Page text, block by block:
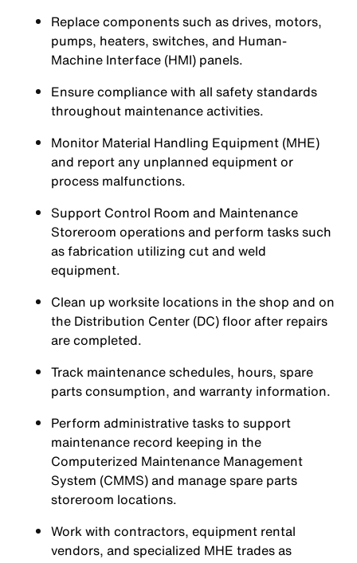
Replace components such as drives, motors,
pumps, heaters, switches, and Human-
Machine Interface (HMI) panels.
Ensure compliance with all safety standards
throughout maintenance activities.
Monitor Material Handling Equipment (MHE)
and report any unplanned equipment or
process malfunctions.
Support Control Room and Maintenance
Storeroom operations and perform tasks such
as fabrication utilizing cut and weld
equipment.
Clean up worksite locations in the shop and on
the Distribution Center (DC) floor after repairs
are completed.
Track maintenance schedules, hours, spare
parts consumption, and warranty information.
Perform administrative tasks to support
maintenance record keeping in the
Computerized Maintenance Management
System (CMMS) and manage spare parts
storeroom locations.
Work with contractors, equipment rental
vendors, and specialized MHE trades as